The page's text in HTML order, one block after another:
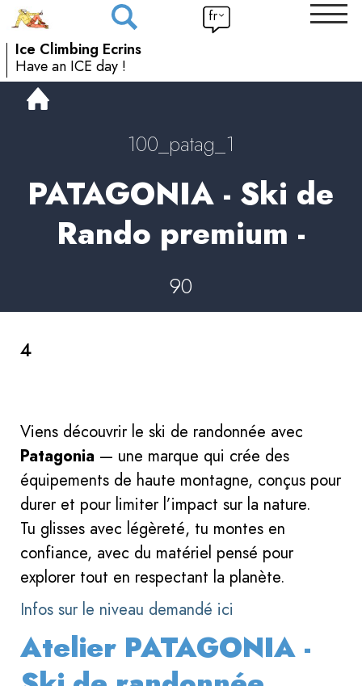
Ice Climbing Ecrins
Have an ICE day !
fr
100_patag_1
PATAGONIA - Ski de
Rando premium -
90
4
Viens découvrir le ski de randonnée avec
Patagonia — une marque qui crée des
équipements de haute montagne, conçus pour
durer et pour limiter l’impact sur la nature.
Tu glisses avec légèreté, tu montes en
confiance, avec du matériel pensé pour
explorer tout en respectant la planète.
Infos sur le niveau demandé ici
Atelier PATAGONIA -